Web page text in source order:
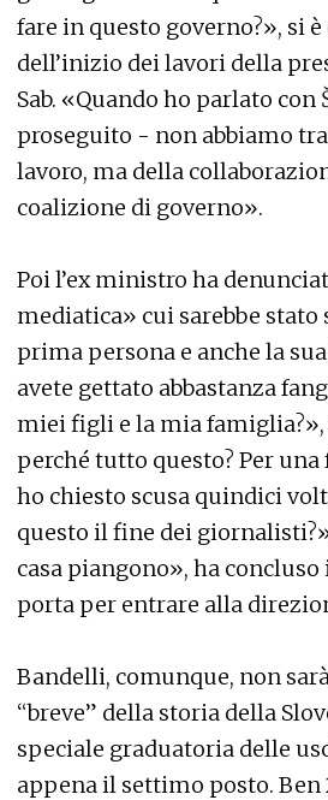
fare in questo governo?», si
dell’inizio dei lavori della
Sab. «Quando ho parlato con
proseguito - non abbiamo
lavoro, ma della
coalizione di governo».
Poi l’ex ministro ha
mediatica» cui sarebbe
prima persona e anche la
avete gettato abbastanza
miei figli e la mia famiglia?»,
perché tutto questo? Per una
ho chiesto scusa quindici
questo il fine dei
casa piangono», ha
porta per entrare alla
Bandelli, comunque, non
“breve” della storia della
speciale graduatoria delle
appena il settimo posto. Ben